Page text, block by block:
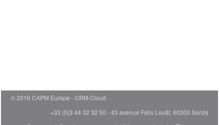
© 2016 CAPM Europe
CRM Cloud
+33 (0)3 44 32 32 50 - 43 avenue Félix Louât, 60300 Senlis